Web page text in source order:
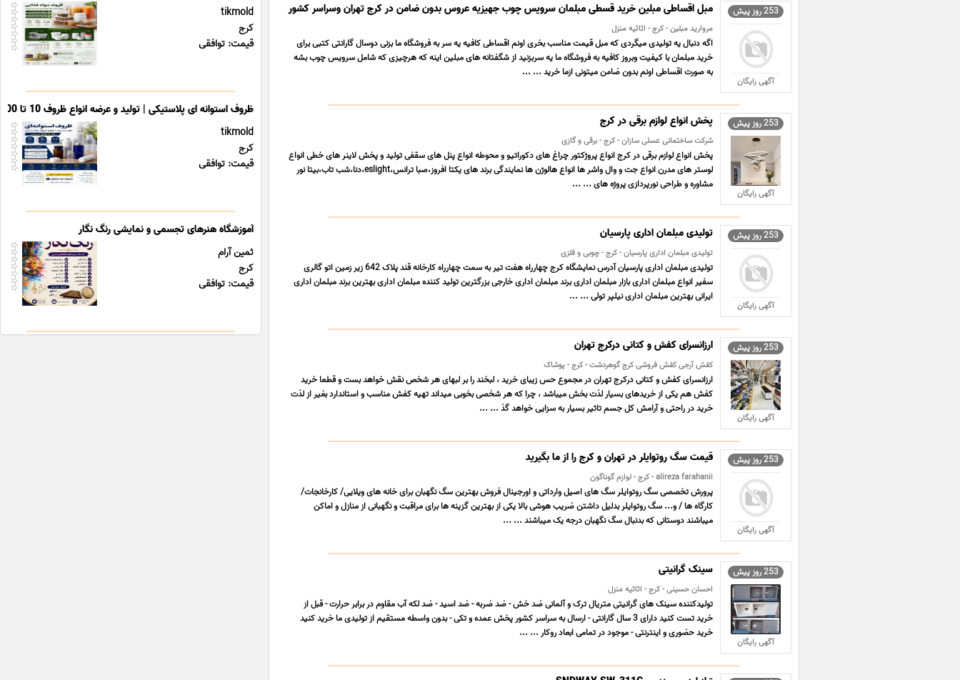
253 روز پیش
آگهی رایگان
مبل اقساطی مبلین خرید قسطی مبلمان سرویس چوب جهیزیه عروس بدون ضامن در کرج تهران وسراسر کشور
مروارید مبلین - کرج - اثاثیه منزل
اگه دنبال یه تولیدی میگردی که مبل قیمت مناسب بخری اونم اقساطی کافیه یه سر به فروشگاه ما بزنی دوسال گارانتی کتبی برای
خرید مبلمان با کیفیت وبروز کافیه به فروشگاه ما یه سربزنید از شگفتانه های مبلین اینه که هرچیزی که شامل سرویس چوب بشه
به صورت اقساطی اونم بدون ضامن میتونی ازما خرید ... ...
253 روز پیش
آگهی رایگان
پخش انواع لوازم برقی در کرج
شرکت ساختمانی عسلی سازان - کرج - برقی و گازی
پخش انواع لوازم برقی در کرج انواع پروژکتور چراغ های دکوراتیو و محوطه انواع پنل های سقفی تولید و پخش لاینر های خطی انواع
لوستر های مدرن انواع جت و وال واشر ها انواع هالوژن ها نمایندگی برند های یکتا افروز،صبا ترانس،eslight،دنا،شب تاب،بیتا نور
مشاوره و طراحی نورپردازی پروژه های ... ...
253 روز پیش
آگهی رایگان
تولیدی مبلمان اداری پارسیان
تولیدی مبلمان اداری پارسیان - کرج - چوبی و فلزی
تولیدی مبلمان اداری پارسیان آدرس نمایشگاه کرج چهارراه هفت تیر به سمت چهارراه کارخانه قند پلاک 642 زیر زمین اتو گالری
سفیر انواع مبلمان اداری بازار مبلمان اداری برند مبلمان اداری خارجی بزرگترین تولید کننده مبلمان اداری بهترین برند مبلمان اداری
ایرانی بهترین مبلمان اداری نیلپر تولی ... ...
253 روز پیش
آگهی رایگان
ارزانسرای کفش و کتانی درکرج تهران
کفش آرجی کفش فروشی کرج گوهردشت - کرج - پوشاک
ارزانسرای کفش و کتانی درکرج تهران در مجموع حس زیبای خرید ، لبخند را بر لبهای هر شخص نقش خواهد بست و قطعا خرید
کفش هم یکی از خریدهای بسیار لذت بخش میباشد ، چرا که هر شخصی بخوبی میداند تهیه کفش مناسب و استاندارد بغیر از لذت
خرید در راحتی و آرامش کل جسم تاثیر بسیار به سزایی خواهد گذ ... ...
253 روز پیش
آگهی رایگان
قیمت سگ روتوایلر در تهران و کرج را از ما بگیرید
alireza farahanii - کرج - لوازم گوناگون
پرورش تخصصی سگ روتوایلر سگ های اصیل وارداتی و اورجینال فروش بهترین سگ نگهبان برای خانه های ویلایی/ کارخانجات/
کارگاه ها / و... سگ روتوایلر بدلیل داشتن ضریب هوشی بالا یکی از بهترین گزینه ها برای مراقبت و نگهبانی از منازل و اماکن
میباشند دوستانی که بدنبال سگ نگهبان درجه یک میباشند ... ...
253 روز پیش
آگهی رایگان
سینک گرانیتی
احسان حسینی - کرج - اثاثیه منزل
تولیدکننده سینک های گرانیتی متریال ترک و آلمانی ضد خش - ضد ضربه - ضد اسید - ضد لکه آب مقاوم در برابر حرارت - قبل از
خرید تست کنید دارای 3 سال گارانتی - ارسال به سراسر کشور پخش عمده و تکی - بدون واسطه مستقیم از تولیدی ما خرید کنید
خرید حضوری و اینترنتی - موجود در تمامی ابعاد روکار ... ...
tikmold
کرج
قیمت: توافقی
ظروف استوانه ای پلاستیکی | تولید و عرضه انواع ظروف 10 تا 500 سی سی
tikmold
کرج
قیمت: توافقی
آموزشگاه هنرهای تجسمی و نمایشی رنگ نگار
ثمین آرام
کرج
قیمت: توافقی